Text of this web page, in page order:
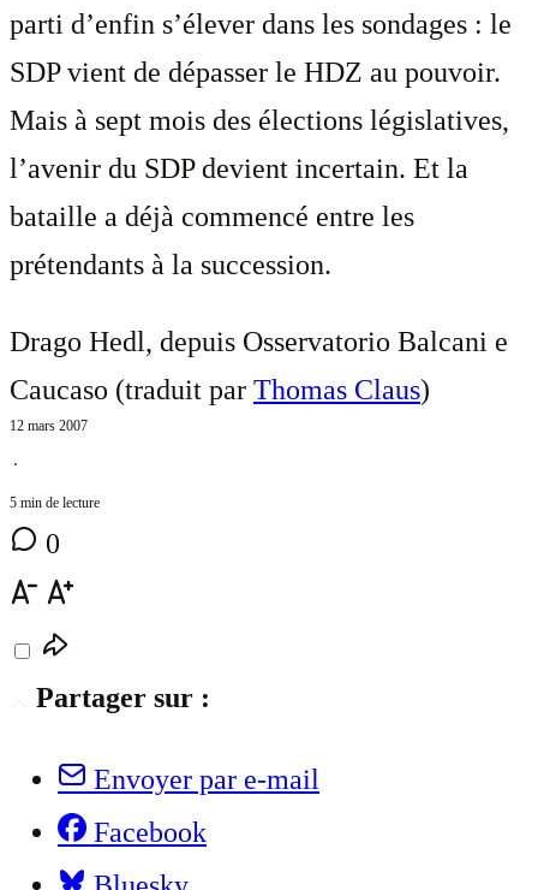
parti d’enfin s’élever dans les sondages : le
SDP vient de dépasser le HDZ au pouvoir.
Mais à sept mois des élections législatives,
l’avenir du SDP devient incertain. Et la
bataille a déjà commencé entre les
prétendants à la succession.
Drago Hedl, depuis Osservatorio Balcani e
Caucaso (traduit par Thomas Claus)
12 mars 2007
⋅
5 min de lecture
0
Partager sur :
Envoyer par e-mail
Facebook